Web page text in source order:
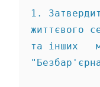
1.
життєвого
та інших